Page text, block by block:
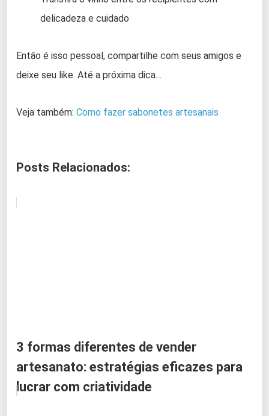
delicadeza e cuidado
Então é isso pessoal, compartilhe com seus amigos e
deixe seu like. Até a próxima dica…
Veja também: Como fazer sabonetes artesanais
Posts Relacionados:
3 formas diferentes de vender
artesanato: estratégias eficazes para
lucrar com criatividade